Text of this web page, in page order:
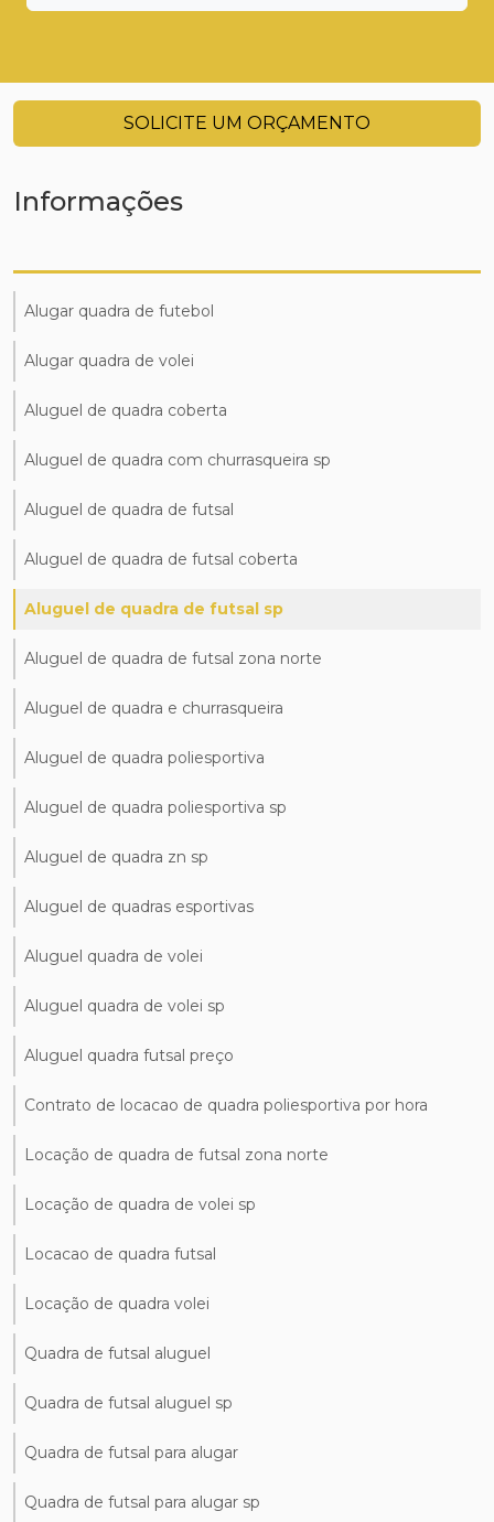
SOLICITE UM ORÇAMENTO
Informações
Alugar quadra de futebol
Alugar quadra de volei
Aluguel de quadra coberta
Aluguel de quadra com churrasqueira sp
Aluguel de quadra de futsal
Aluguel de quadra de futsal coberta
Aluguel de quadra de futsal sp
Aluguel de quadra de futsal zona norte
Aluguel de quadra e churrasqueira
Aluguel de quadra poliesportiva
Aluguel de quadra poliesportiva sp
Aluguel de quadra zn sp
Aluguel de quadras esportivas
Aluguel quadra de volei
Aluguel quadra de volei sp
Aluguel quadra futsal preço
Contrato de locacao de quadra poliesportiva por hora
Locação de quadra de futsal zona norte
Locação de quadra de volei sp
Locacao de quadra futsal
Locação de quadra volei
Quadra de futsal aluguel
Quadra de futsal aluguel sp
Quadra de futsal para alugar
Quadra de futsal para alugar sp